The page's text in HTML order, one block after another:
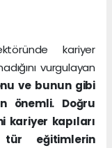
kariyer
vurgulayan
ve bunun gibi
önemli. Doğru
kariyer kapıları
eğitimlerin